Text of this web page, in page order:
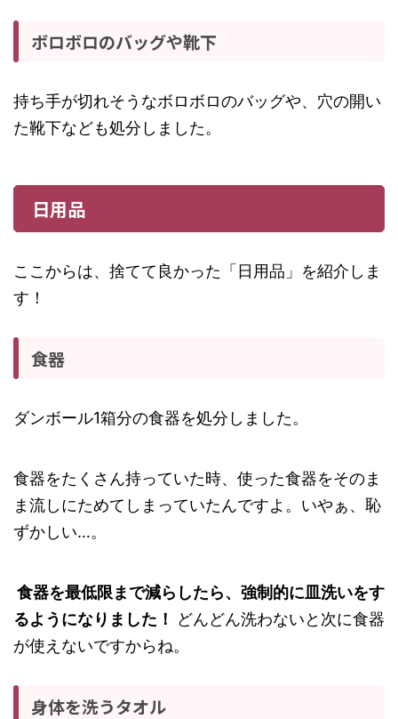
ボロボロのバッグや靴下
持ち手が切れそうなボロボロのバッグや、穴の開い
た靴下なども処分しました。
日用品
ここからは、捨てて良かった「日用品」を紹介しま
す！
食器
ダンボール1箱分の食器を処分しました。
食器をたくさん持っていた時、使った食器をそのま
ま流しにためてしまっていたんですよ。いやぁ、恥
ずかしい…。
食器を最低限まで減らしたら、強制的に皿洗いをす
るようになりました！
どんどん洗わないと次に食器
が使えないですからね。
身体を洗うタオル